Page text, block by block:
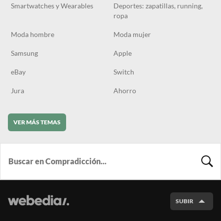
Smartwatches y Wearables
Deportes: zapatillas, running,
ropa
Moda hombre Moda mujer
Samsung Apple
eBay Switch
Jura Ahorro
VER MÁS TEMAS
SUBIR